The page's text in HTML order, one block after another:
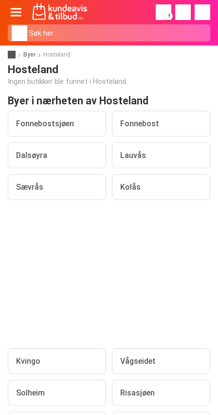
!
Byer Hosteland
Hosteland
Ingen butikker ble funnet i Hosteland.
Byer i nærheten av Hosteland
Fonnebostsjøen Fonnebost
Dalsøyra Lauvås
Sævrås Kolås
Kvingo Vågseidet
Solheim Risasjøen